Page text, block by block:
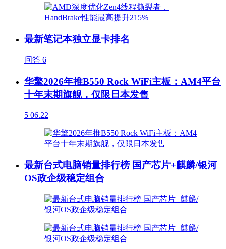
最新笔记本独立显卡排名
问答 6
华擎2026年推B550 Rock WiFi主板：AM4平台
十年末期旗舰，仅限日本发售
5 06.22
最新台式电脑销量排行榜 国产芯片+麒麟/银河
OS政企级稳定组合